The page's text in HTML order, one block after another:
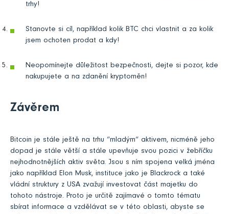
trhy!
Stanovte si cíl, například kolik BTC chci vlastnit a za kolik
jsem ochoten prodat a kdy!
Neopomínejte důležitost bezpečnosti, dejte si pozor, kde
nakupujete a na zdanění kryptoměn!
Závěrem
Bitcoin je stále ještě na trhu “mladým“ aktivem, nicméně jeho
dopad je stále větší a stále upevňuje svou pozici v žebříčku
nejhodnotnějších aktiv světa. Jsou s ním spojena velká jména
jako například Elon Musk, instituce jako je Blackrock a také
vládní struktury z USA zvažují investovat část majetku do
tohoto nástroje. Proto je určitě zajímavé o tomto tématu
sbírat informace a vzdělávat se v této oblasti, abyste se